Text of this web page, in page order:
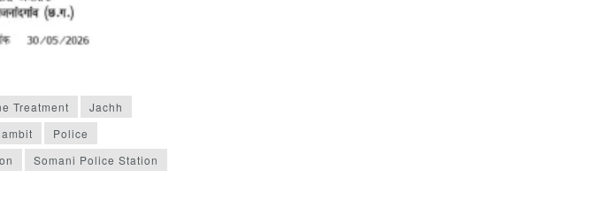
Treatment
Jachh
Police
Somani Police Station